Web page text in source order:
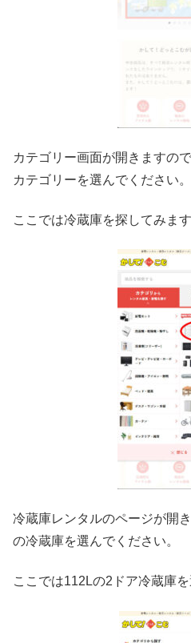
カテゴリー画面が開きますの
カテゴリーを選んでください。
ここでは冷蔵庫を探してみます
冷蔵庫レンタルのページが開
の冷蔵庫を選んでください。
ここでは112Lの2ドア冷蔵庫を